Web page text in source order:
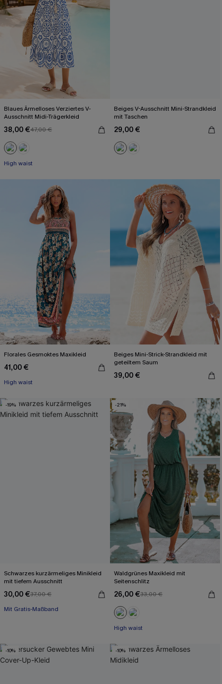
Blaues Ärmelloses Verziertes V-
Ausschnitt Midi-Trägerkleid
38,00 €47,00 €
High waist
Beiges V-Ausschnitt Mini-Strandkleid
mit Taschen
29,00 €
Florales Gesmoktes Maxikleid
41,00 €
High waist
Beiges Mini-Strick-Strandkleid mit
geteiltem Saum
39,00 €
-19%
Schwarzes kurzärmeliges Minikleid
mit tiefem Ausschnitt
30,00 €37,00 €
Mit Gratis-Maßband
Baumwolle
-21%
Waldgrünes Maxikleid mit
Seitenschlitz
26,00 €33,00 €
High waist
-10% -10%